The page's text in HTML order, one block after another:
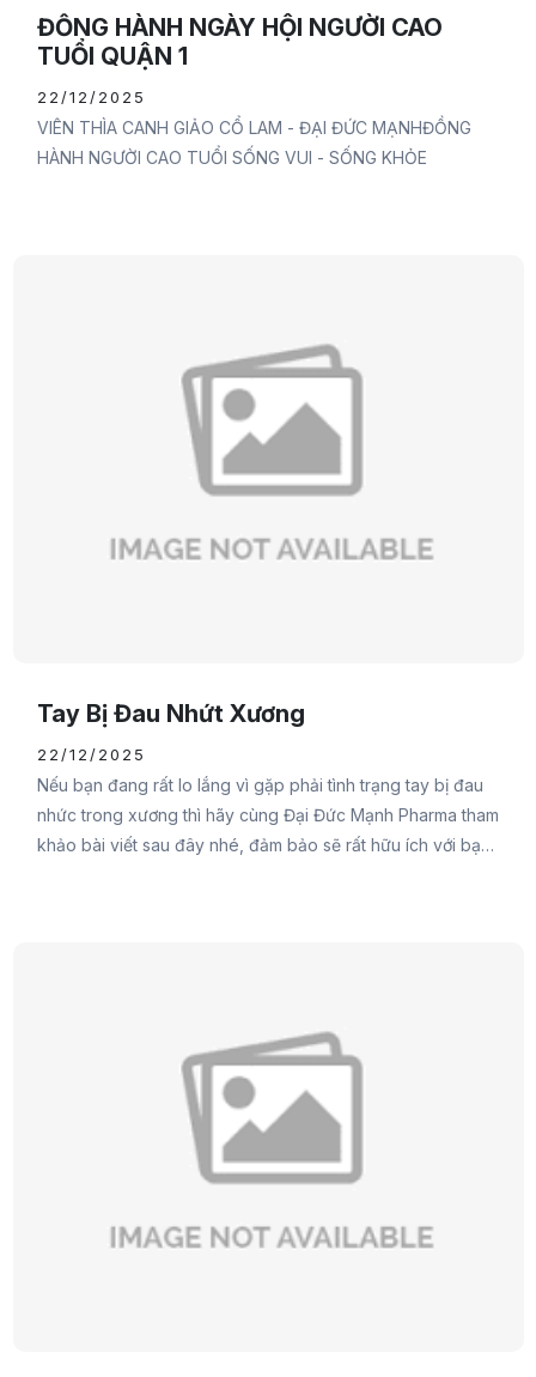
ĐỒNG HÀNH NGÀY HỘI NGƯỜI CAO
TUỔI QUẬN 1
22/12/2025
VIÊN THÌA CANH GIẢO CỔ LAM - ĐẠI ĐỨC MẠNHĐỒNG
HÀNH NGƯỜI CAO TUỔI SỐNG VUI - SỐNG KHỎE
Tay Bị Đau Nhứt Xương
22/12/2025
Nếu bạn đang rất lo lắng vì gặp phải tình trạng tay bị đau
nhức trong xương thì hãy cùng Đại Đức Mạnh Pharma tham
khảo bài viết sau đây nhé, đảm bảo sẽ rất hữu ích với bạn